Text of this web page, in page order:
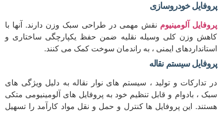
پروفایل خودروسازی
پروفایل آلومینیوم نقش مهمی در طراحی سبک وزن دارند. آنها با
کاهش وزن کلی وسیله نقلیه ضمن حفظ یکپارچگی ساختاری و
استانداردهای ایمنی ، به راندمان سوخت کمک می کنند.
پروفایل سیستم نقاله
در تدارکات و تولید ، سیستم های نوار نقاله به دلیل ویژگی های
سبک ، بادوام و قابل تنظیم خود به پروفایل های آلومینیومی متکی
هستند. این پروفایل ها کنترل و حمل و نقل مواد کارآمد را تسهیل